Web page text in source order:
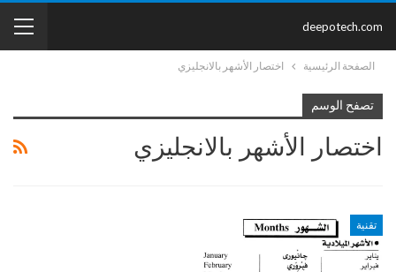
deepotech.com
الصفحة الرئيسية اختصار الأشهر بالانجليزي
تصفح الوسم
اختصار الأشهر بالانجليزي
تقنية